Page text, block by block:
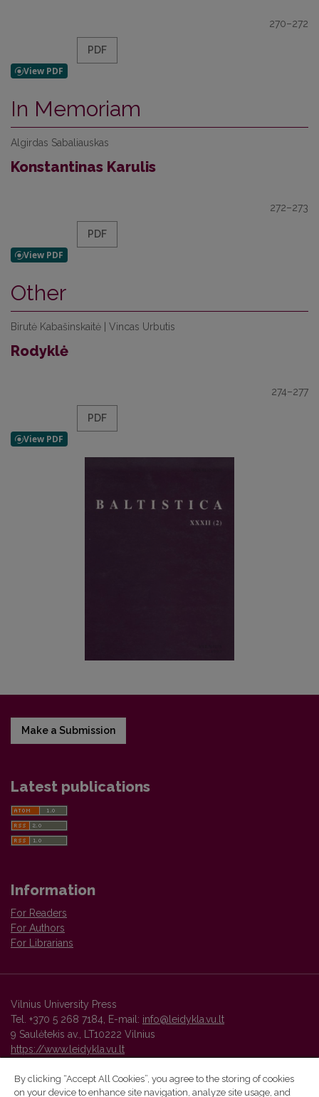
270–272
PDF
In Memoriam
Algirdas Sabaliauskas
Konstantinas Karulis
272–273
PDF
Other
Birutė Kabašinskaitė | Vincas Urbutis
Rodyklė
274–277
PDF
Make a Submission
Latest publications
Information
For Readers
For Authors
For Librarians
Vilnius University Press
Tel. +370 5 268 7184, E-mail: info@leidykla.vu.lt
9 Saulėtekis av., LT10222 Vilnius
https://www.leidykla.vu.lt
By clicking “Accept All Cookies”, you agree to the storing of cookies
on your device to enhance site navigation, analyze site usage, and